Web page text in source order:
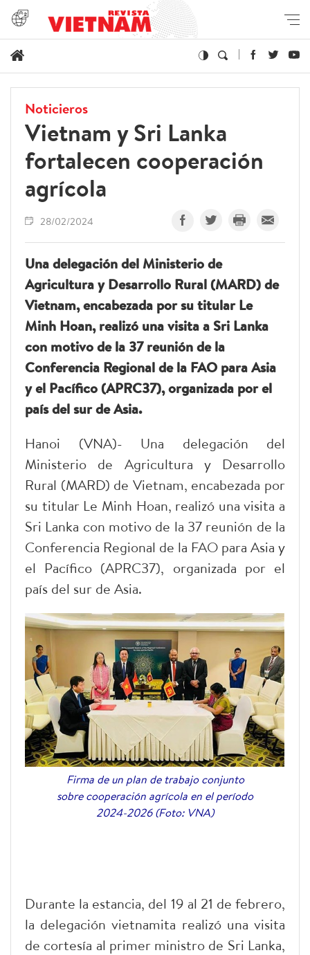
Noticieros
Vietnam y Sri Lanka
fortalecen cooperación
agrícola
28/02/2024
Una delegación del Ministerio de
Agricultura y Desarrollo Rural (MARD) de
Vietnam, encabezada por su titular Le
Minh Hoan, realizó una visita a Sri Lanka
con motivo de la 37 reunión de la
Conferencia Regional de la FAO para Asia
y el Pacífico (APRC37), organizada por el
país del sur de Asia.
Hanoi (VNA)- Una delegación del
Ministerio de Agricultura y Desarrollo
Rural (MARD) de Vietnam, encabezada por
su titular Le Minh Hoan, realizó una visita a
Sri Lanka con motivo de la 37 reunión de la
Conferencia Regional de la FAO para Asia y
el Pacífico (APRC37), organizada por el
país del sur de Asia.
Firma de un plan de trabajo conjunto
sobre cooperación agrícola en el período
2024-2026 (Foto: VNA)
Durante la estancia, del 19 al 21 de febrero,
la delegación vietnamita realizó una visita
de cortesía al primer ministro de Sri Lanka,